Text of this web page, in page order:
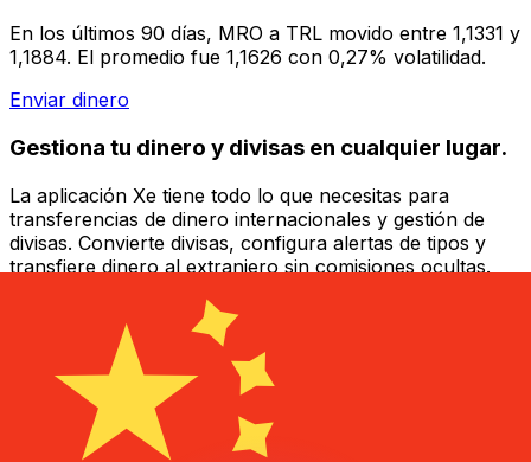
En los últimos 90 días, MRO a TRL movido entre 1,1331 y
1,1884. El promedio fue 1,1626 con 0,27% volatilidad.
Enviar dinero
Gestiona tu dinero y divisas en cualquier lugar.
La aplicación Xe tiene todo lo que necesitas para
transferencias de dinero internacionales y gestión de
divisas. Convierte divisas, configura alertas de tipos y
transfiere dinero al extranjero sin comisiones ocultas.